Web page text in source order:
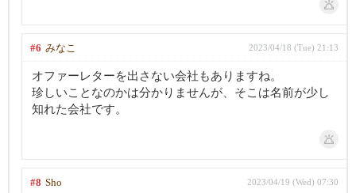
#6 みなこ 2023/04/18 (Tue) 21:13
オファーレターを出さない会社もありますね。
珍しいことなのかは分かりませんが、そこは名前が少し
知れた会社です。
#8 Sho 2023/04/19 (Wed) 07:30